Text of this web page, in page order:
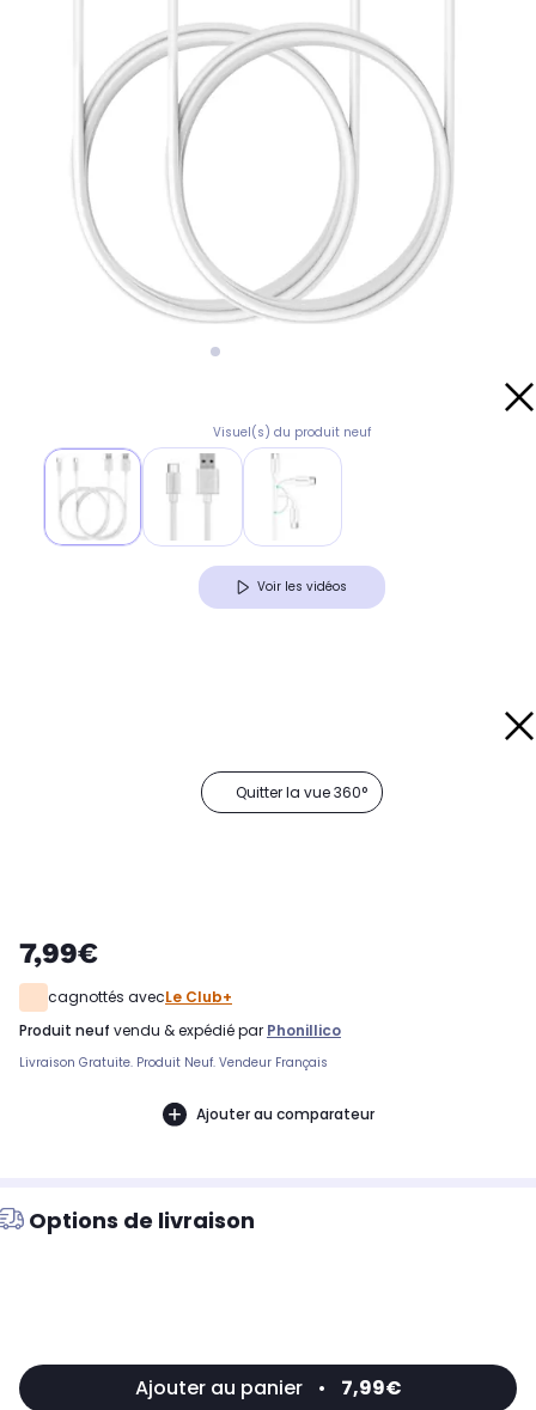
Visuel(s) du produit neuf
Voir les vidéos
Quitter la vue 360°
7,99€
cagnottés avecLe Club+
produit neuf vendu & expédié par Phonillico
Livraison Gratuite. Produit Neuf. Vendeur Français
Ajouter au comparateur
Options de livraison
Ajouter au panier • 7,99€